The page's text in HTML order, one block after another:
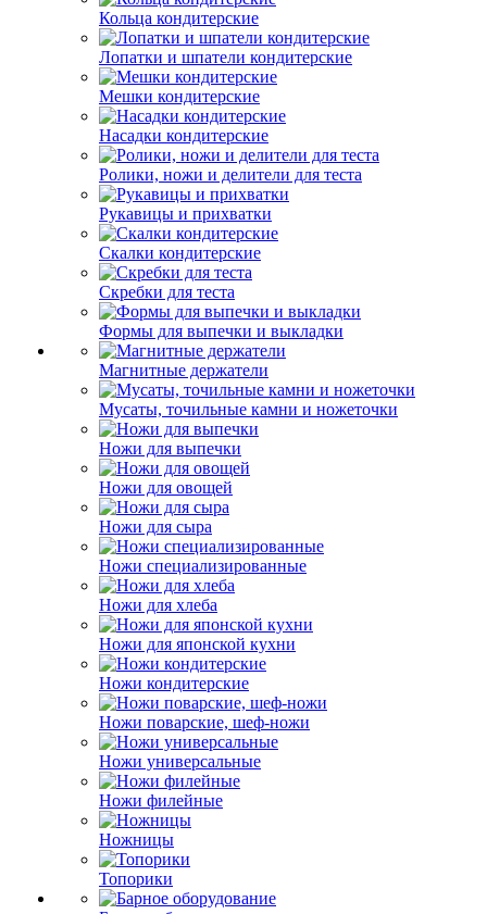
Кольца кондитерские
Лопатки и шпатели кондитерские
Мешки кондитерские
Насадки кондитерские
Ролики, ножи и делители для теста
Рукавицы и прихватки
Скалки кондитерские
Скребки для теста
Формы для выпечки и выкладки
Магнитные держатели
Мусаты, точильные камни и ножеточки
Ножи для выпечки
Ножи для овощей
Ножи для сыра
Ножи специализированные
Ножи для хлеба
Ножи для японской кухни
Ножи кондитерские
Ножи поварские, шеф-ножи
Ножи универсальные
Ножи филейные
Ножницы
Топорики